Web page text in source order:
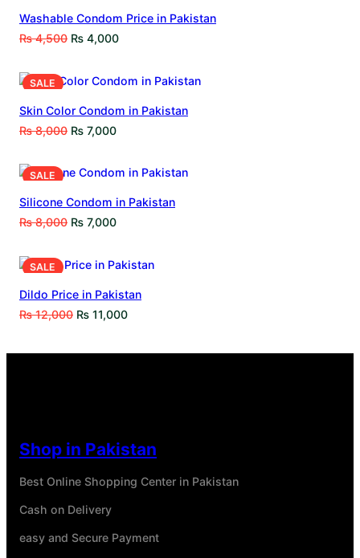
Washable Condom Price in Pakistan
₨4,500 ₨ 4,000
SALE
Skin Color Condom in Pakistan
₨8,000 ₨ 7,000
SALE
Silicone Condom in Pakistan
₨8,000 ₨ 7,000
SALE
Dildo Price in Pakistan
₨12,000 ₨ 11,000
Shop in Pakistan
Best Online Shopping Center in Pakistan
Cash on Delivery
easy and Secure Payment